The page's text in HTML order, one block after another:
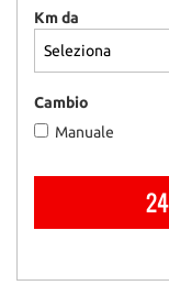
Km da
Cambio
Manuale
sul
funzionamento
questi
strumenti
di
tracciamento
cookie